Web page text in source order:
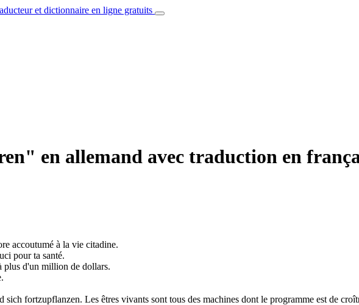
et dictionnaire en ligne gratuits
en allemand avec traduction en
accoutumé à la vie citadine.
pour ta santé.
plus d'un million de dollars.
sich fortzupflanzen. Les êtres vivants sont tous des machines dont le programme est de